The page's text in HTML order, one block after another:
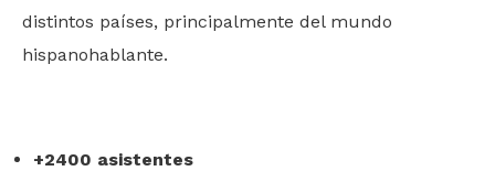
distintos países, principalmente del mundo
hispanohablante.
+2400 asistentes